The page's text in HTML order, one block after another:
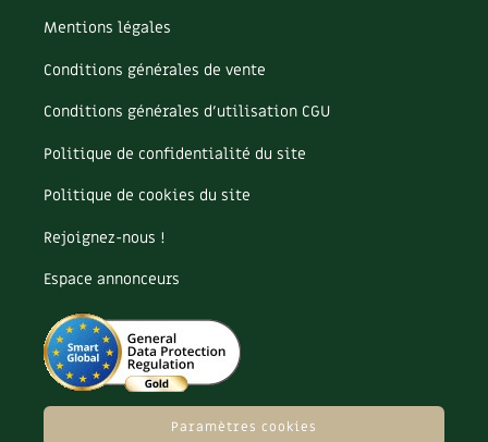
Mentions légales
Conditions générales de vente
Conditions générales d’utilisation CGU
Politique de confidentialité du site
Politique de cookies du site
Rejoignez-nous !
Espace annonceurs
Paramètres cookies